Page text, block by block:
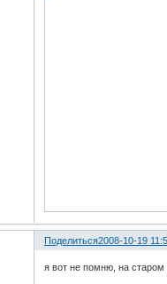
Поделиться2008-10-19
я вот не помню, на